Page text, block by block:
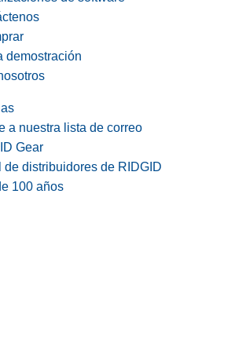
demostración
a nuestra lista de correo
Gear
de distribuidores de RIDGID
100 años